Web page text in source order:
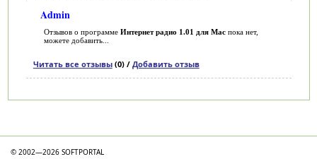
Admin
Отзывов о программе Интернет радио 1.01 для Macпока нет,
можете добавить...
Читать все отзывы(0) / Добавить отзыв
© 2002—2026 SOFTPORTAL